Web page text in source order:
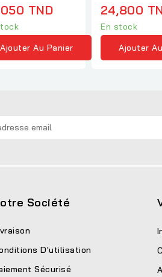
-... TND
Ajouter Au Panier
24,800
En stock
Ajouter
Société
D'utilisation
Sécurisé